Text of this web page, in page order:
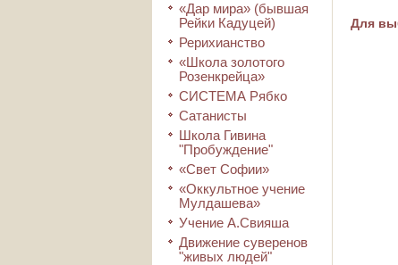
«Дар мира» (бывшая
Рейки Кадуцей)
Рерихианство
«Школа золотого
Розенкрейца»
СИСТЕМА Рябко
Сатанисты
Школа Гивина
"Пробуждение"
«Свет Софии»
«Оккультное учение
Мулдашева»
Учение А.Свияша
Движение суверенов
"живых людей"
Для